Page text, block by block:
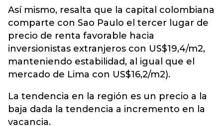
Así mismo, resalta que la capital colombiana
comparte con Sao Paulo el tercer lugar de
precio de renta favorable hacia
inversionistas extranjeros con US$19,4/m2,
manteniendo estabilidad, al igual que el
mercado de Lima con US$16,2/m2).
La tendencia en la región es un precio a la
baja dada la tendencia a incremento en la
vacancia.